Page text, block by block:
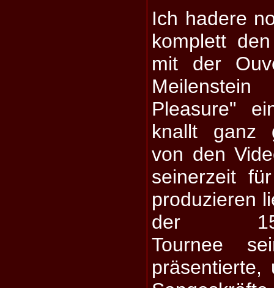
Ich hadere
komplett
mit der
Pleasure"
knallt ganz
von den
seinerzeit
produzieren
der 15-
Tournee